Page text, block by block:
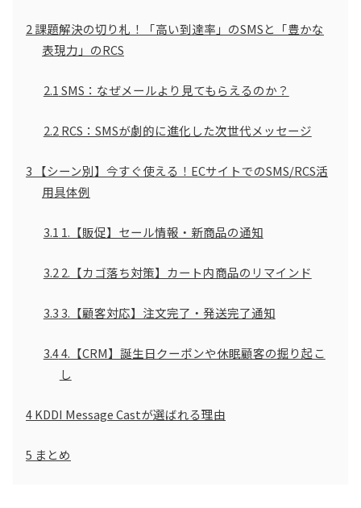
2課題解決の切り札！「高い到達率」のSMSと「豊かな
表現力」のRCS
2.1 SMS：なぜメールより見てもらえるのか？
2.2 RCS：SMSが劇的に進化した次世代メッセージ
3 【シーン別】今すぐ使える！ECサイトでのSMS/RCS活
用具体例
3.1 1.【販促】セール情報・新商品の通知
3.2 2.【カゴ落ち対策】カート内商品のリマインド
3.33.【顧客対応】注文完了・発送完了通知
3.44.【CRM】誕生日クーポンや休眠顧客の掘り起こ
し
4KDDI Message Castが選ばれる理由
5 まとめ